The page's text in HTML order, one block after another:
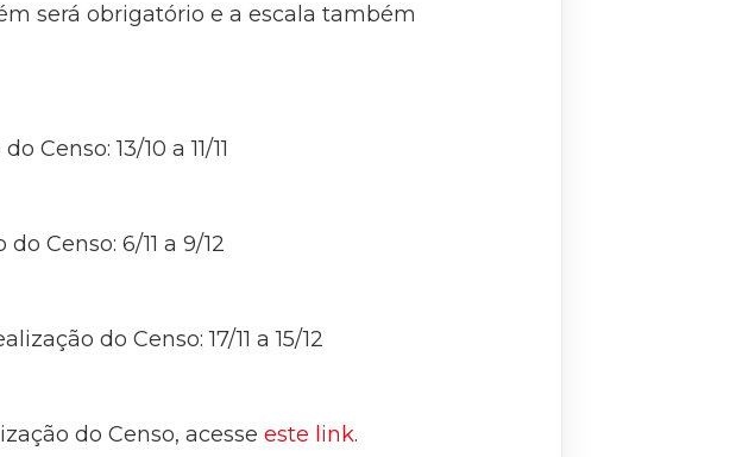
será obrigatório e a escala também
13/10 a 11/11
Censo: 6/11 a 9/12
do Censo: 17/11 a 15/12
do Censo, acesse este link.